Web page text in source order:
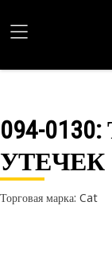
094-0130:
УТЕЧЕК
Торговая марка: Cat